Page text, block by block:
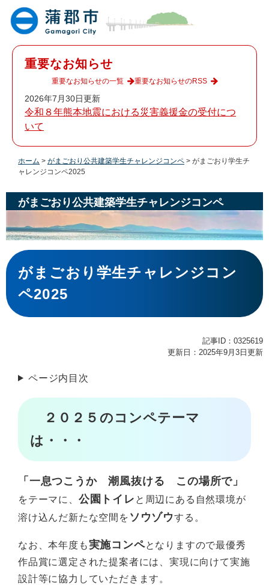
重要なお知らせ
2026年7月30日更新
令和８年熊本地震における災害義援金の受付につ
いて
重要なお知らせの一覧 重要なお知らせのRSS
ホーム > がまごおり公共建築学生チャレンジコンペ > がまごおり学生チ
ャレンジコンペ2025
がまごおり公共建築学生チャレンジコンペ
本
文
がまごおり学生チャレンジコン
ペ2025
記事ID：0325619
更新日：2025年9月3日更新
ページ内目次
２０２５のコンペテーマ
は・・・
「一息つこうか 潮風抜ける この場所で」
をテーマに、 公園トイレ と周辺にある自然環境が
溶け込んだ新たな空間を ソウゾウする。
なお、本年度も実施コンペとなりますので最優秀
作品賞に選定された提案者には、実現に向けて実施
設計等に協力していただきます。